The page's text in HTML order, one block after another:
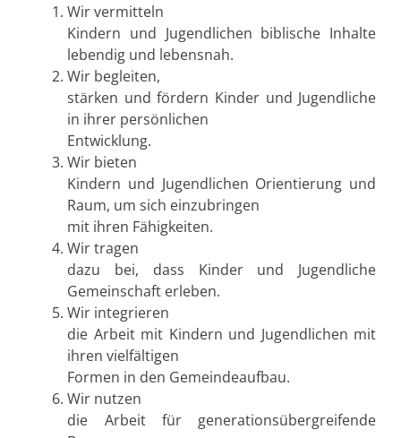
Wir vermitteln
Kindern und Jugendlichen biblische Inhalte
lebendig und lebensnah.
Wir begleiten,
stärken und fördern Kinder und Jugendliche
in ihrer persönlichen
Entwicklung.
Wir bieten
Kindern und Jugendlichen Orientierung und
Raum, um sich einzubringen
mit ihren Fähigkeiten.
Wir tragen
dazu bei, dass Kinder und Jugendliche
Gemeinschaft erleben.
Wir integrieren
die Arbeit mit Kindern und Jugendlichen mit
ihren vielfältigen
Formen in den Gemeindeaufbau.
Wir nutzen
die Arbeit für generationsübergreifende